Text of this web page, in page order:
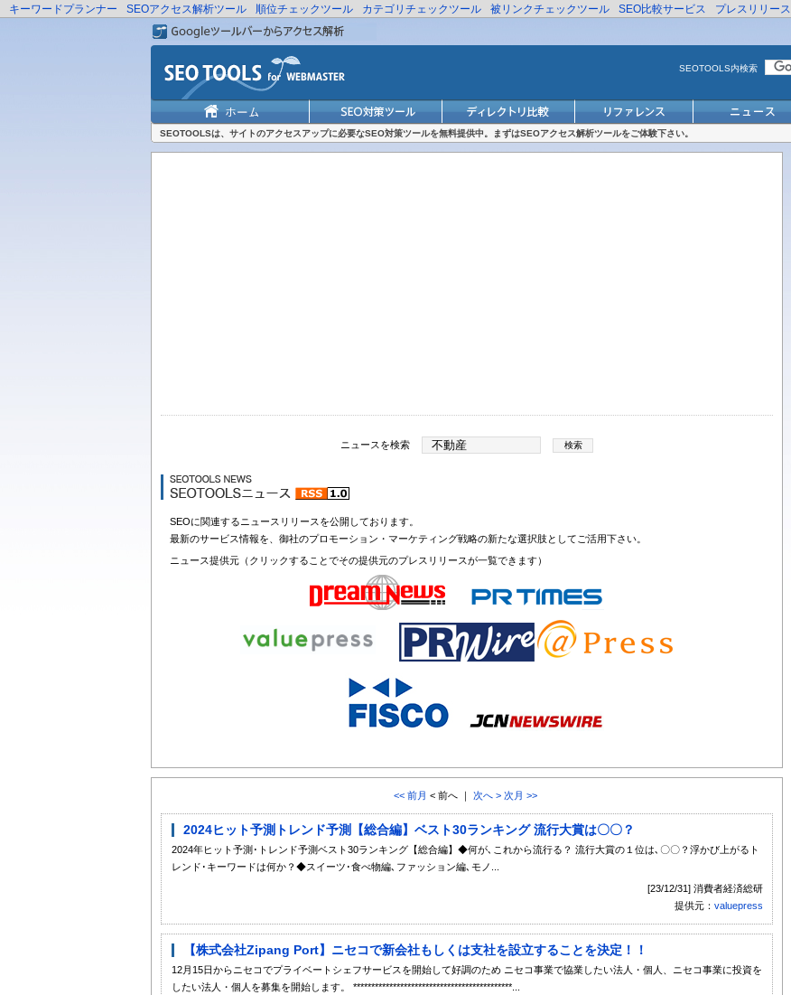
キーワードプランナー SEOアクセス解析ツール 順位チェックツール カテゴリチェックツール 被リンクチェックツール SEO比較サービス プレスリリース
SEOTOOLS内検索
SEOTOOLSは、サイトのアクセスアップに必要なSEO対策ツールを無料提供中。まずはSEOアクセス解析ツールをご体験下さい。
ニュースを検索
SEOに関連するニュースリリースを公開しております。
最新のサービス情報を、御社のプロモーション・マーケティング戦略の新たな選択肢としてご活用下さい。
ニュース提供元（クリックすることでその提供元のプレスリリースが一覧できます）
<< 前月 < 前へ ｜ 次へ > 次月 >>
2024ヒット予測トレンド予測【総合編】ベスト30ランキング 流行大賞は〇〇？
2024年ヒット予測･トレンド予測ベスト30ランキング【総合編】◆何が､これから流行る？ 流行大賞の１位は､〇〇？浮かび上がるト
レンド･キーワードは何か？◆スイーツ･食べ物編､ファッション編､モノ...
[23/12/31] 消費者経済総研
提供元： valuepress
【株式会社Zipang Port】ニセコで新会社もしくは支社を設立することを決定！！
12月15日からニセコでプライベートシェフサービスを開始して好調のため ニセコ事業で協業したい法人・個人、ニセコ事業に投資を
したい法人・個人を募集を開始します。 ********************************************...